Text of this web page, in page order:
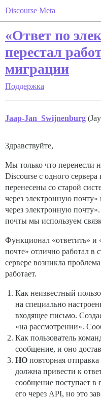
Discourse Meta
«Ответ по
перестал
миграции
Поддержка
Jaap-Jan_Swijnenburg
Здравствуйте,
Мы только что перенесли
Discourse с одного
перенесены со старой
через электронную
через электронную
почты мы используем
Функционал «ответить» и
почте» отлично работал в
сервере возникла
работает.
Как неизвестный
на специально
входящее письмо.
«на рассмотрении».
Как пользователь
сообщение, и оно
НО повторная
должна привести к
сообщение поступает в
его через API, но это